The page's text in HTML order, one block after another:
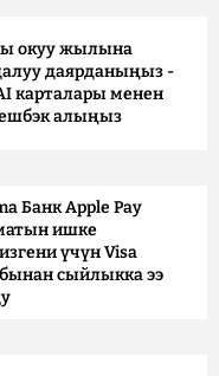
окуу жылына
даярданыңыз -
карталары менен
алыңыз
Банк Apple Pay
ишке
үчүн Visa
сыйлыкка ээ